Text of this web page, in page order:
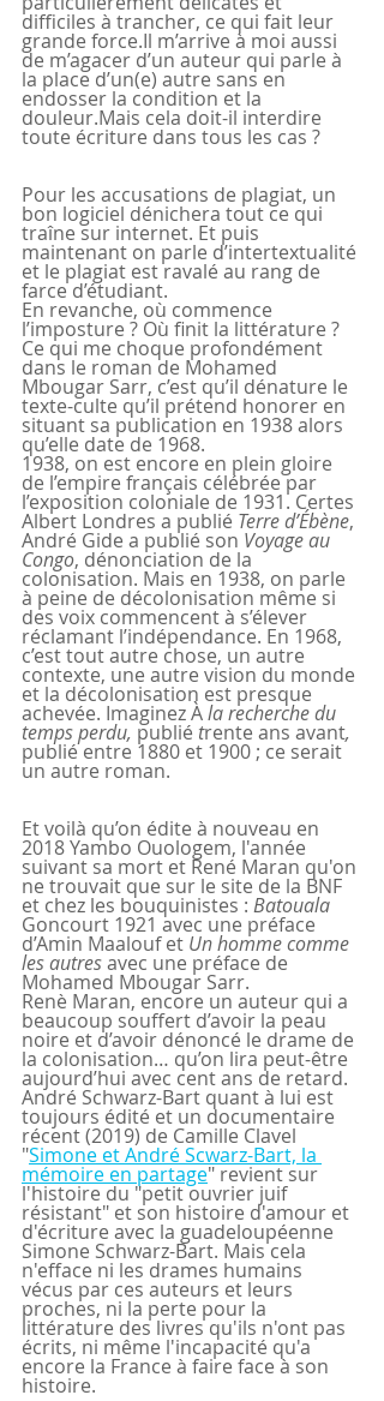
difficiles à trancher, ce qui fait leur
grande force.Il m’arrive à moi aussi
de m’agacer d’un auteur qui parle à
la place d’un(e) autre sans en
endosser la condition et la
douleur.Mais cela doit-il interdire
toute écriture dans tous les cas ?
Pour les accusations de plagiat, un
bon logiciel dénichera tout ce qui
traîne sur internet. Et puis
maintenant on parle d’intertextualité
et le plagiat est ravalé au rang de
farce d’étudiant.
En revanche, où commence
l’imposture ? Où finit la littérature ?
Ce qui me choque profondément
dans le roman de Mohamed
Mbougar Sarr, c’est qu’il dénature le
texte-culte qu’il prétend honorer en
situant sa publication en 1938 alors
qu’elle date de 1968.
1938, on est encore en plein gloire
de l’empire français célébrée par
l’exposition coloniale de 1931. Certes
Albert Londres a publié Terre d’Ébène,
André Gide a publié son Voyage au
Congo, dénonciation de la
colonisation. Mais en 1938, on parle
à peine de décolonisation même si
des voix commencent à s’élever
réclamant l’indépendance. En 1968,
c’est tout autre chose, un autre
contexte, une autre vision du monde
et la décolonisation est presque
achevée. Imaginez À la recherche du
temps perdu, publié trente ans avant,
publié entre 1880 et 1900 ; ce serait
un autre roman.
Et voilà qu’on édite à nouveau en
2018 Yambo Ouologem, l'année
suivant sa mort et René Maran qu'on
ne trouvait que sur le site de la BNF
et chez les bouquinistes : Batouala
Goncourt 1921 avec une préface
d’Amin Maalouf et Un homme comme
les autres avec une préface de
Mohamed Mbougar Sarr.
Renè Maran, encore un auteur qui a
beaucoup souffert d’avoir la peau
noire et d’avoir dénoncé le drame de
la colonisation… qu’on lira peut-être
aujourd’hui avec cent ans de retard.
André Schwarz-Bart quant à lui est
toujours édité et un documentaire
récent (2019) de Camille Clavel
"Simone et André Scwarz-Bart, la
mémoire en partage" revient sur
l'histoire du "petit ouvrier juif
résistant" et son histoire d'amour et
d'écriture avec la guadeloupéenne
Simone Schwarz-Bart. Mais cela
n'efface ni les drames humains
vécus par ces auteurs et leurs
proches, ni la perte pour la
littérature des livres qu'ils n'ont pas
écrits, ni même l'incapacité qu'a
encore la France à faire face à son
histoire.